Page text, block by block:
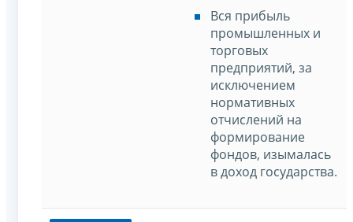
Вся прибыль
промышленных и
торговых
предприятий, за
исключением
нормативных
отчислений на
формирование
фондов, изымалась
в доход государства.